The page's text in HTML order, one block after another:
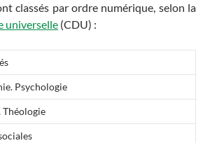
classés par ordre numérique, selon la
universelle (CDU) :
Psychologie
Théologie